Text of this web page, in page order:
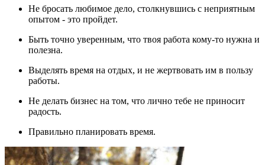
Не бросать любимое дело, столкнувшись с неприятным
опытом - это пройдет.
Быть точно уверенным, что твоя работа кому-то нужна и
полезна.
Выделять время на отдых, и не жертвовать им в пользу
работы.
Не делать бизнес на том, что лично тебе не приносит
радость.
Правильно планировать время.